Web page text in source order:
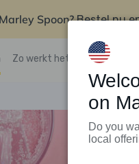
Spoon?Bestel nu
Zo werkt het
on
Do you
local